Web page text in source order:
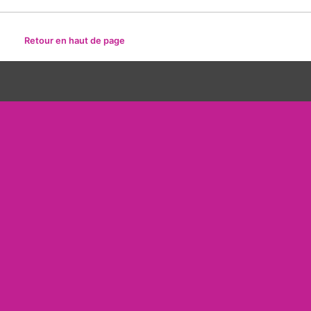
Retour en haut de page